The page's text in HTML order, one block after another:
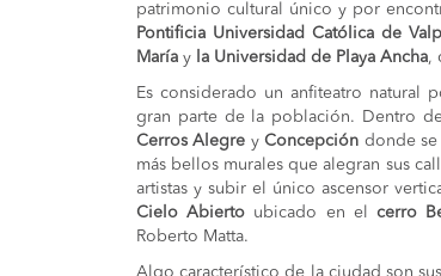
patrimonio cultural único y por
Pontificia Universidad Católica de
María y la Universidad de Playa Ancha,
Es considerado un anfiteatro natural
gran parte de la población. Dentro
Cerros Alegre yConcepción donde
más bellos murales que alegran sus
artistas y subir el único ascensor
Cielo Abierto ubicado en el cerro
Roberto Matta.
Algo característico de la ciudad son